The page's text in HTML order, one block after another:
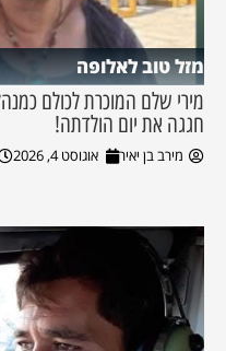
מזל טוב לאלופה
מירי שלם המוכרת לכולם
חגגה את יום הולדתה!
מירב בן יאיר אוגוסט 4, 2026